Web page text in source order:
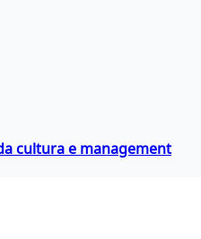
cultura e management